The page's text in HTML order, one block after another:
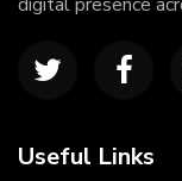
Useful Links